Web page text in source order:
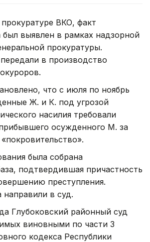
ВКО, факт
был выявлен в рамках надзорной
прокуратуры.
в производство
что с июля по ноябрь
Ж. и К. под угрозой
насилия требовали
осужденного М. за
была собрана
подтвердившая причастность
преступления.
в суд.
Глубоковский районный суд
виновными по части 3
кодекса Республики